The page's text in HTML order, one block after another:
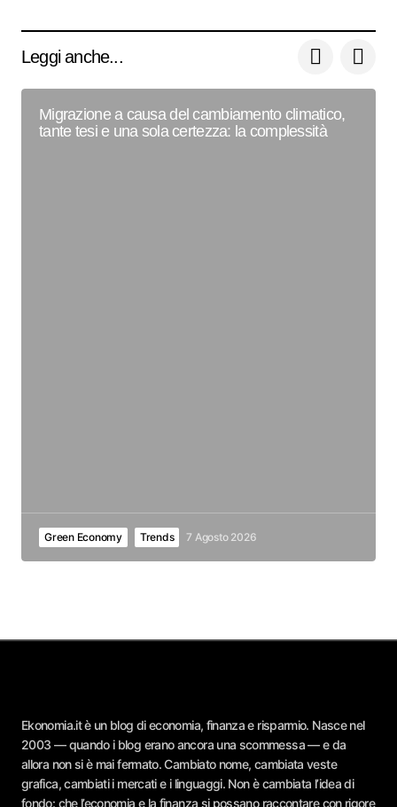
Leggi anche...
Migrazione a causa del cambiamento climatico,
tante tesi e una sola certezza: la complessità
Green Economy Trends 7 Agosto 2026
Ekonomia.it è un blog di economia, finanza e risparmio. Nasce nel
2003 — quando i blog erano ancora una scommessa — e da
allora non si è mai fermato. Cambiato nome, cambiata veste
grafica, cambiati i mercati e i linguaggi. Non è cambiata l’idea di
fondo: che l’economia e la finanza si possano raccontare con rigore